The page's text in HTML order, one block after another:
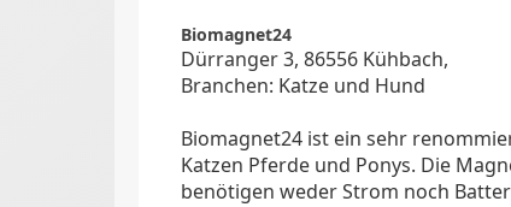
Biomagnet24
Dürranger 3, 86556 Kühbach,
Branchen: Katze und Hund
Biomagnet24 ist ein sehr
Katzen Pferde und Ponys. Die
benötigen weder Strom noch